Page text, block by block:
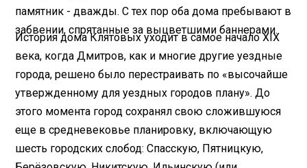
памятник - дважды. С тех пор оба дома пребывают в
забвении, спрятанные за выцветшими баннерами.
История дома Клятовых уходит в самое начало XIX
века, когда Дмитров, как и многие другие уездные
города, решено было перестраивать по «высочайше
утвержденному для уездных городов плану». До
этого момента город сохранял свою сложившуюся
еще в средневековье планировку, включающую
шесть городских слобод: Спасскую, Пятницкую,